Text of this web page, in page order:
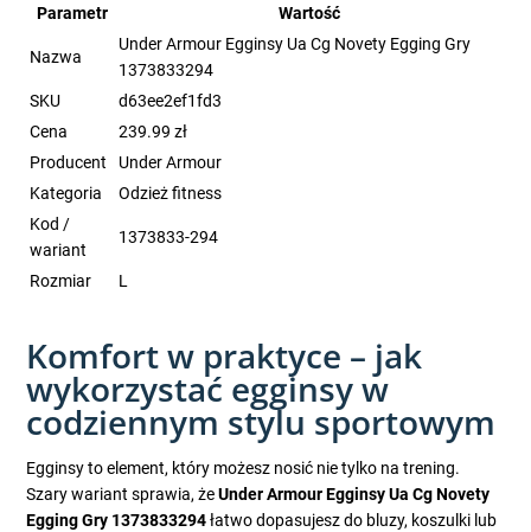
Parametr Wartość
Nazwa
Under Armour Egginsy Ua Cg Novety Egging Gry
1373833294
SKU
d63ee2ef1fd3
Cena
239.99 zł
Producent
Under Armour
Kategoria
Odzież fitness
Kod /
wariant
1373833-294
Rozmiar L
Komfort w praktyce – jak
wykorzystać egginsy w
codziennym stylu sportowym
Egginsy to element, który możesz nosić nie tylko na trening.
Szary wariant sprawia, żeUnder Armour Egginsy Ua Cg Novety
Egging Gry 1373833294łatwo dopasujesz do bluzy, koszulki lub